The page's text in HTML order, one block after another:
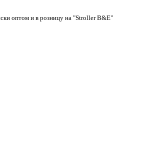
оптом и в розницу на "Stroller B&E"